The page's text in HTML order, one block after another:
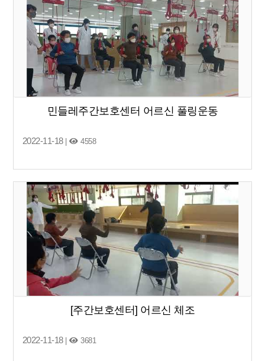
민들레주간보호센터 어르신 풀링운동
2022-11-18| 4558
[주간보호센터] 어르신 체조
2022-11-18| 3681